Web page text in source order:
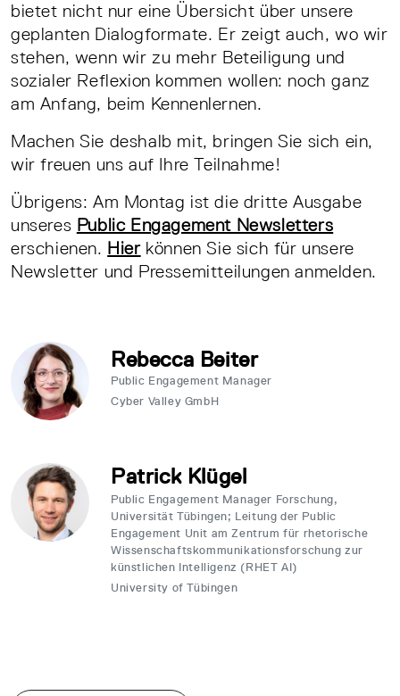
bietet nicht nur eine Übersicht über unsere
geplanten Dialogformate. Er zeigt auch, wo wir
stehen, wenn wir zu mehr Beteiligung und
sozialer Reflexion kommen wollen: noch ganz
am Anfang, beim Kennenlernen.
Machen Sie deshalb mit, bringen Sie sich ein,
wir freuen uns auf Ihre Teilnahme!
Übrigens: Am Montag ist die dritte Ausgabe
unseres Public Engagement Newsletters
erschienen. Hierkönnen Sie sich für unsere
Newsletter und Pressemitteilungen anmelden.
Rebecca Beiter
Public Engagement Manager
Cyber Valley GmbH
Patrick Klügel
Public Engagement Manager Forschung,
Universität Tübingen; Leitung der Public
Engagement Unit am Zentrum für rhetorische
Wissenschaftskommunikationsforschung zur
künstlichen Intelligenz (RHET AI)
University of Tübingen